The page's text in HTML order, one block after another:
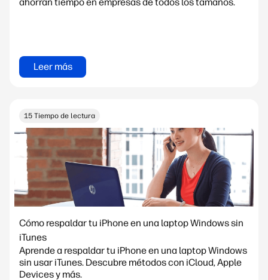
Leer más
15 Tiempo de lectura
Cómo respaldar tu iPhone en una laptop Windows sin
iTunes
Aprende a respaldar tu iPhone en una laptop Windows
sin usar iTunes. Descubre métodos con iCloud, Apple
Devices y más.